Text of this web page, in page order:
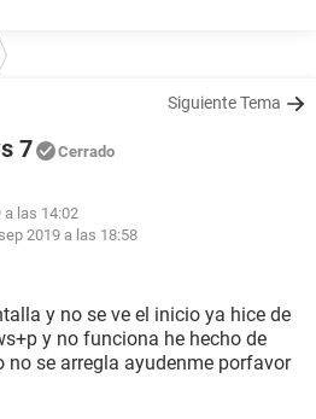
Siguiente Tema
7 Cerrado
a las 14:02
2019 a las 18:58
y no se ve el inicio ya hice de
y no funciona he hecho de
se arregla ayudenme porfavor